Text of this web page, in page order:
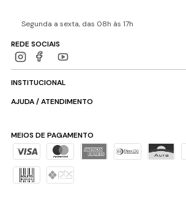
Segunda a sexta, das 08h às 17h
REDE SOCIAIS
INSTITUCIONAL
AJUDA / ATENDIMENTO
MEIOS DE PAGAMENTO